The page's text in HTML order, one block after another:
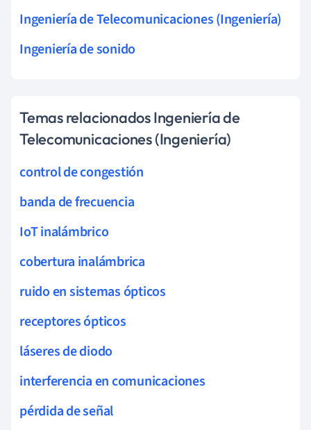
Ingeniería de Telecomunicaciones (Ingeniería)
Ingeniería de sonido
Temas relacionados Ingeniería de
Telecomunicaciones (Ingeniería)
control de congestión
banda de frecuencia
IoT inalámbrico
cobertura inalámbrica
ruido en sistemas ópticos
receptores ópticos
láseres de diodo
interferencia en comunicaciones
pérdida de señal